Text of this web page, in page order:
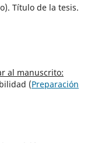
Título de la tesis.
al manuscrito:
(Preparación